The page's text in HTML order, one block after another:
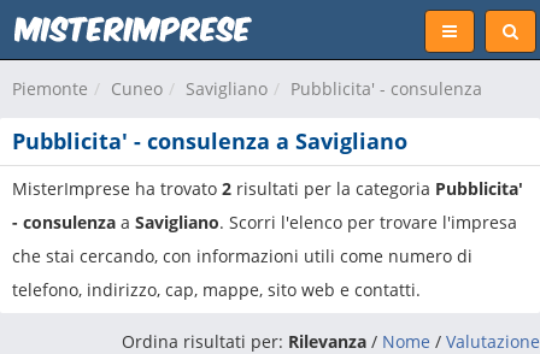
Piemonte Cuneo Savigliano Pubblicita' - consulenza
Pubblicita' - consulenza a Savigliano
MisterImprese ha trovato 2 risultati per la categoria Pubblicita'
- consulenza a Savigliano. Scorri l'elenco per trovare l'impresa
che stai cercando, con informazioni utili come numero di
telefono, indirizzo, cap, mappe, sito web e contatti.
Ordina risultati per: Rilevanza / Nome / Valutazione